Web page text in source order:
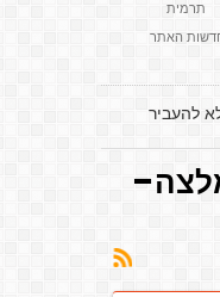
תרמית
האתר
להעביר
–